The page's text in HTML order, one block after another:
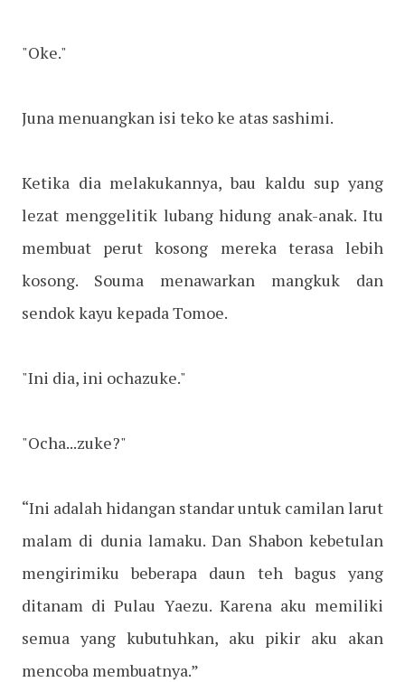
"Oke."
Juna menuangkan isi teko ke atas sashimi.
Ketika dia melakukannya, bau kaldu sup yang
lezat menggelitik lubang hidung anak-anak. Itu
membuat perut kosong mereka terasa lebih
kosong. Souma menawarkan mangkuk dan
sendok kayu kepada Tomoe.
"Ini dia, ini ochazuke."
"Ocha...zuke?"
“Ini adalah hidangan standar untuk camilan larut
malam di dunia lamaku. Dan Shabon kebetulan
mengirimiku beberapa daun teh bagus yang
ditanam di Pulau Yaezu. Karena aku memiliki
semua yang kubutuhkan, aku pikir aku akan
mencoba membuatnya.”